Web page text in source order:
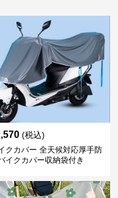
(税込)
クカバー 全天候対応厚手防
イクカバー収納袋付き